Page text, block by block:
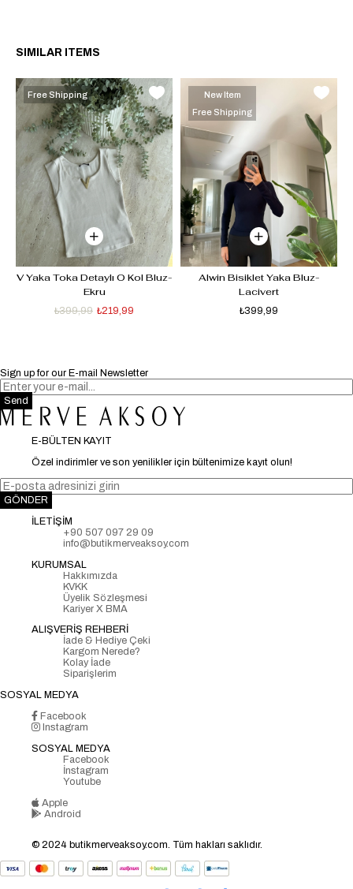
SIMILAR ITEMS
V Yaka Toka Detaylı O Kol Bluz-
Ekru
₺219,99
₺399,99
Free Shipping
Alwin Bisiklet Yaka Bluz-
Lacivert
₺399,99
New Item
Free Shipping
Sign up for our E-mail Newsletter
Send
E-BÜLTEN KAYIT
Özel indirimler ve son yenilikler için bültenimize kayıt olun!
GÖNDER
İLETİŞİM
+90 507 097 29 09
info@butikmerveaksoy.com
KURUMSAL
Hakkımızda
KVKK
Üyelik Sözleşmesi
Kariyer X BMA
ALIŞVERİŞ REHBERİ
İade & Hediye Çeki
Kargom Nerede?
Kolay İade
Siparişlerim
SOSYAL MEDYA
Facebook
Instagram
SOSYAL MEDYA
Facebook
İnstagram
Youtube
Apple
Android
© 2024 butikmerveaksoy.com. Tüm hakları saklıdır.